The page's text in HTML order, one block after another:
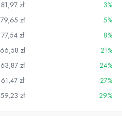
81,97 zł
3%
79,65 zł
5%
77,54 zł
8%
66,58 zł
21%
63,87 zł
24%
61,47 zł
27%
59,23 zł 29%